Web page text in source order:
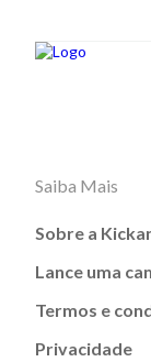
Saiba Mais
Sobre a
Lance uma
Termos e
Privacidade